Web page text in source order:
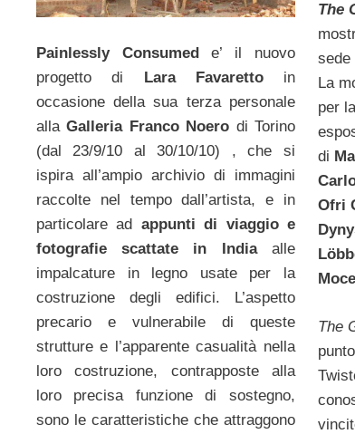
Painlessly Consumede’ il nuovo
progetto di Lara Favarettoin
occasione della sua terza personale
allaGalleria Franco Noero di Torino
(dal 23/9/10 al 30/10/10) , che si
ispira all’ampio archivio di immagini
raccolte nel tempo dall’artista, e in
particolare ad appunti di viaggio e
fotografie scattate in Indiaalle
impalcature in legno usate per la
costruzione degli edifici. L’aspetto
precario e vulnerabile di queste
strutture e l’apparente casualità nella
loro costruzione, contrapposte alla
loro precisa funzione di sostegno,
sono le caratteristiche che attraggono
The
sede
La
per
di
Ofri
The